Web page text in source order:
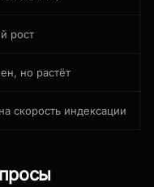
рост
но растёт
скорость индексации